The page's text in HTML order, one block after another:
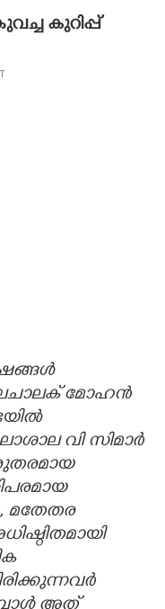
കുറിപ്പ്
മോഹന്‍
വി സിമാര്‍
മതേതര